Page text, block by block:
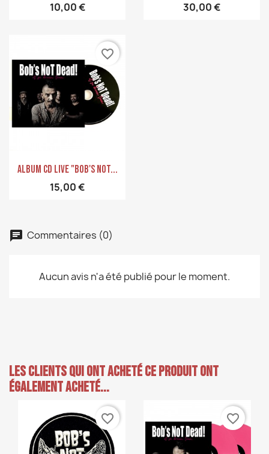
10,00 € 30,00 €
Aperçu rapide
Album CD Live "Bob's Not...
15,00 €
favorite_border
Commentaires (0)
Aucun avis n'a été publié pour le moment.
Les clients qui ont acheté ce produit ont
également acheté...
favorite_border favorite_border